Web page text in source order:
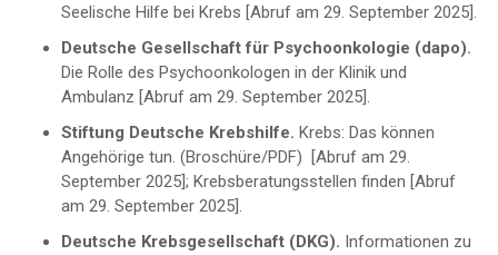
Seelische Hilfe bei Krebs [Abruf am 29. September 2025].
Deutsche Gesellschaft für Psychoonkologie (dapo).
Die Rolle des Psychoonkologen in der Klinik und
Ambulanz [Abruf am 29. September 2025].
Stiftung Deutsche Krebshilfe. Krebs: Das können
Angehörige tun. (Broschüre/PDF) [Abruf am 29.
September 2025]; Krebsberatungsstellen finden [Abruf
am 29. September 2025].
Deutsche Krebsgesellschaft (DKG). Informationen zu